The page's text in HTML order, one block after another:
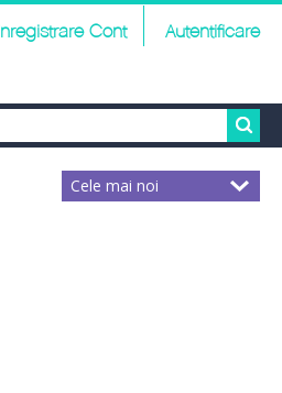
Inregistrare Cont Autentificare